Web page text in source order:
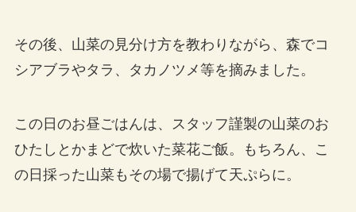
その後、山菜の見分け方を教わりながら、森でコ
シアブラやタラ、タカノツメ等を摘みました。
この日のお昼ごはんは、スタッフ謹製の山菜のお
ひたしとかまどで炊いた菜花ご飯。もちろん、こ
の日採った山菜もその場で揚げて天ぷらに。